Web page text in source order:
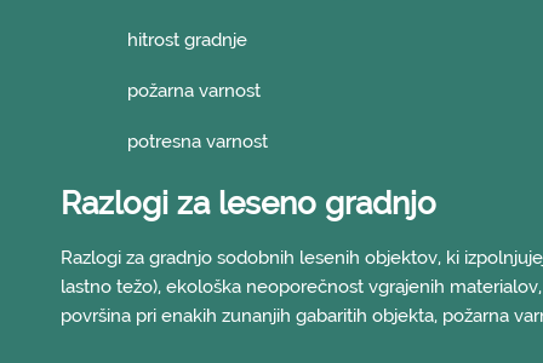
hitrost gradnje
požarna varnost
potresna varnost
Razlogi za leseno gradnjo
Razlogi za gradnjo sodobnih lesenih objektov, ki
lastno težo), ekološka neoporečnost vgrajenih
površina pri enakih zunanjih gabaritih objekta, požarna